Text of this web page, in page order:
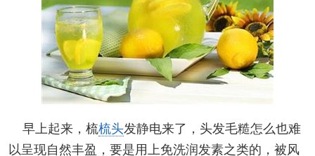
早上起来，梳梳头发静电来了，头发毛糙怎么也难
以呈现自然丰盈，要是用上免洗润发素之类的，被风